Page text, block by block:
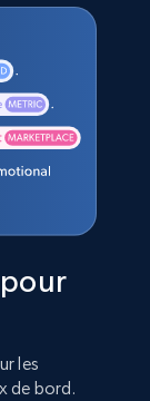
les
de bord.